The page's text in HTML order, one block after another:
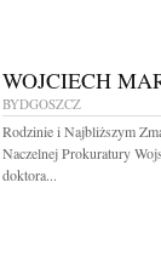
WOJCIECH
BYDGOSZCZ
Rodzinie i Najbliższym
Naczelnej Prokuratury
doktora...